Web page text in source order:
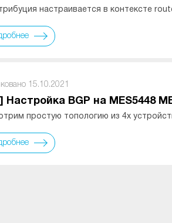
настраивается в контексте
15.10.2021
Настройка BGP на MES5448
простую топологию из 4х